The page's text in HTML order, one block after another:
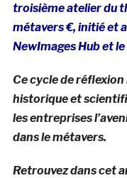
troisième atelier du
métavers €, initié
NewImages Hub et
Ce cycle de
historique et
les entreprises
dans le métavers.
Retrouvez dans cet